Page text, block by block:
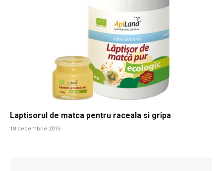
Laptisorul de matca pentru raceala si gripa
18 decembrie 2015